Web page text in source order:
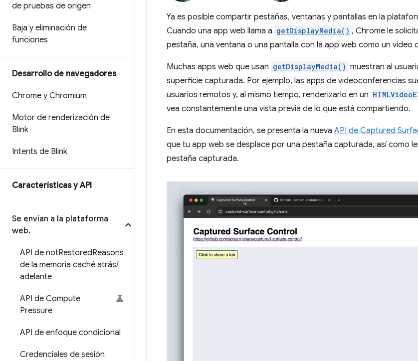
de pruebas de origen
Baja y eliminación de
funciones
Desarrollo de navegadores
Chrome y Chromium
Motor de renderización de
Blink
Intents de Blink
Características y API
Se envían a la plataforma
web.
API de notRestoredReasons
de la memoria caché atrás/
adelante
API de Compute
Pressure
API de enfoque condicional
Credenciales de sesión
Ya es posible compartir pestañas, ventanas y pantallas en la
Cuando una app web llama a getDisplayMedia() , Chrome le
pestaña, una ventana o una pantalla con la app web como un video
Muchas apps web que usan getDisplayMedia() muestran al
superficie capturada. Por ejemplo, las apps de videoconferencias
usuarios remotos y, al mismo tiempo, renderizarlo en un
vea constantemente una vista previa de lo que está compartiendo.
En esta documentación, se presenta la nueva API de Captured
que tu app web se desplace por una pestaña capturada, así como
pestaña capturada.